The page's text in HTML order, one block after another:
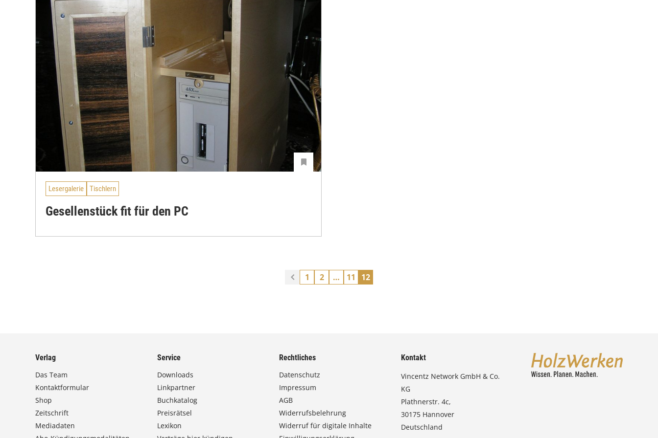
Lesergalerie Tischlern
Gesellenstück fit für den PC
1 2 … 11 12
Verlag
Das Team
Kontaktformular
Shop
Zeitschrift
Mediadaten
Service
Downloads
Linkpartner
Buchkatalog
Preisrätsel
Lexikon
Rechtliches
Datenschutz
Impressum
AGB
Widerrufsbelehrung
Widerruf für digitale Inhalte
Kontakt
Vincentz Network GmbH & Co.
KG
Plathnerstr. 4c,
30175 Hannover
Deutschland